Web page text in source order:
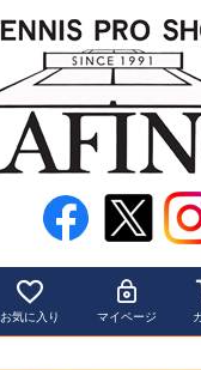
お気に入り マイページ